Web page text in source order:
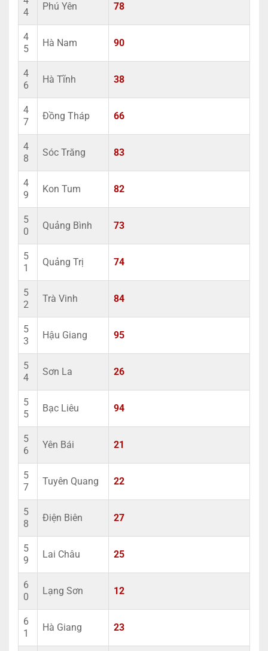
4
Phú Yên 78
4
5
Hà Nam 90
4
6
Hà Tĩnh 38
4
7
Đồng Tháp 66
4
8
Sóc Trăng 83
4
9
Kon Tum 82
5
0
Quảng Bình 73
5
1
Quảng Trị 74
5
2
Trà Vinh 84
5
3
Hậu Giang 95
5
4
Sơn La 26
5
5
Bạc Liêu 94
5
6
Yên Bái 21
5
7
Tuyên Quang 22
5
8
Điện Biên 27
5
9
Lai Châu 25
6
0
Lạng Sơn 12
6
1
Hà Giang 23